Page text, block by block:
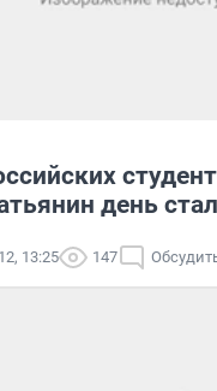
день
13:25 147